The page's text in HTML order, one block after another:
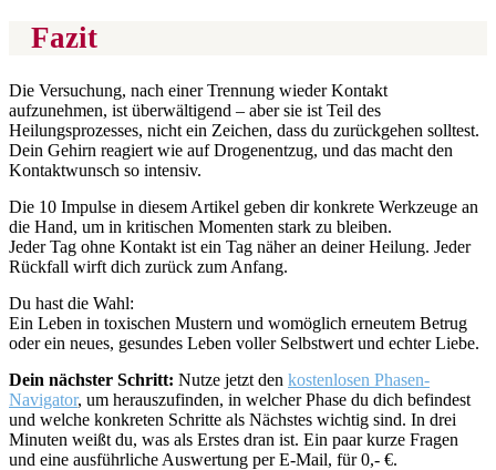
Fazit
Die Versuchung, nach einer Trennung wieder Kontakt
aufzunehmen, ist überwältigend – aber sie ist Teil des
Heilungsprozesses, nicht ein Zeichen, dass du zurückgehen solltest.
Dein Gehirn reagiert wie auf Drogenentzug, und das macht den
Kontaktwunsch so intensiv.
Die 10 Impulse in diesem Artikel geben dir konkrete Werkzeuge an
die Hand, um in kritischen Momenten stark zu bleiben.
Jeder Tag ohne Kontakt ist ein Tag näher an deiner Heilung. Jeder
Rückfall wirft dich zurück zum Anfang.
Du hast die Wahl:
Ein Leben in toxischen Mustern und womöglich erneutem Betrug
oder ein neues, gesundes Leben voller Selbstwert und echter Liebe.
Dein nächster Schritt: Nutze jetzt den kostenlosen Phasen-
Navigator, um herauszufinden, in welcher Phase du dich befindest
und welche konkreten Schritte als Nächstes wichtig sind. In drei
Minuten weißt du, was als Erstes dran ist. Ein paar kurze Fragen
und eine ausführliche Auswertung per E-Mail, für 0,- €.